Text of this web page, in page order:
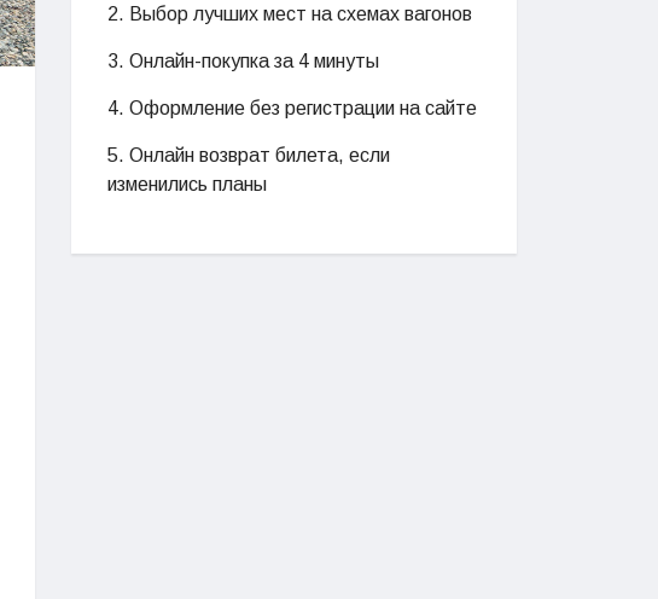
2. Выбор лучших мест на схемах вагонов
3. Онлайн-покупка за 4 минуты
4. Оформление без регистрации на сайте
5. Онлайн возврат билета, если
изменились планы